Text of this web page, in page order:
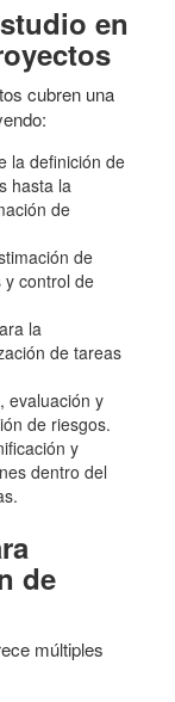
en
cubren una
la definición de
hasta la
de
de
y control de
la
de tareas
evaluación y
de riesgos.
y
dentro del
de
múltiples